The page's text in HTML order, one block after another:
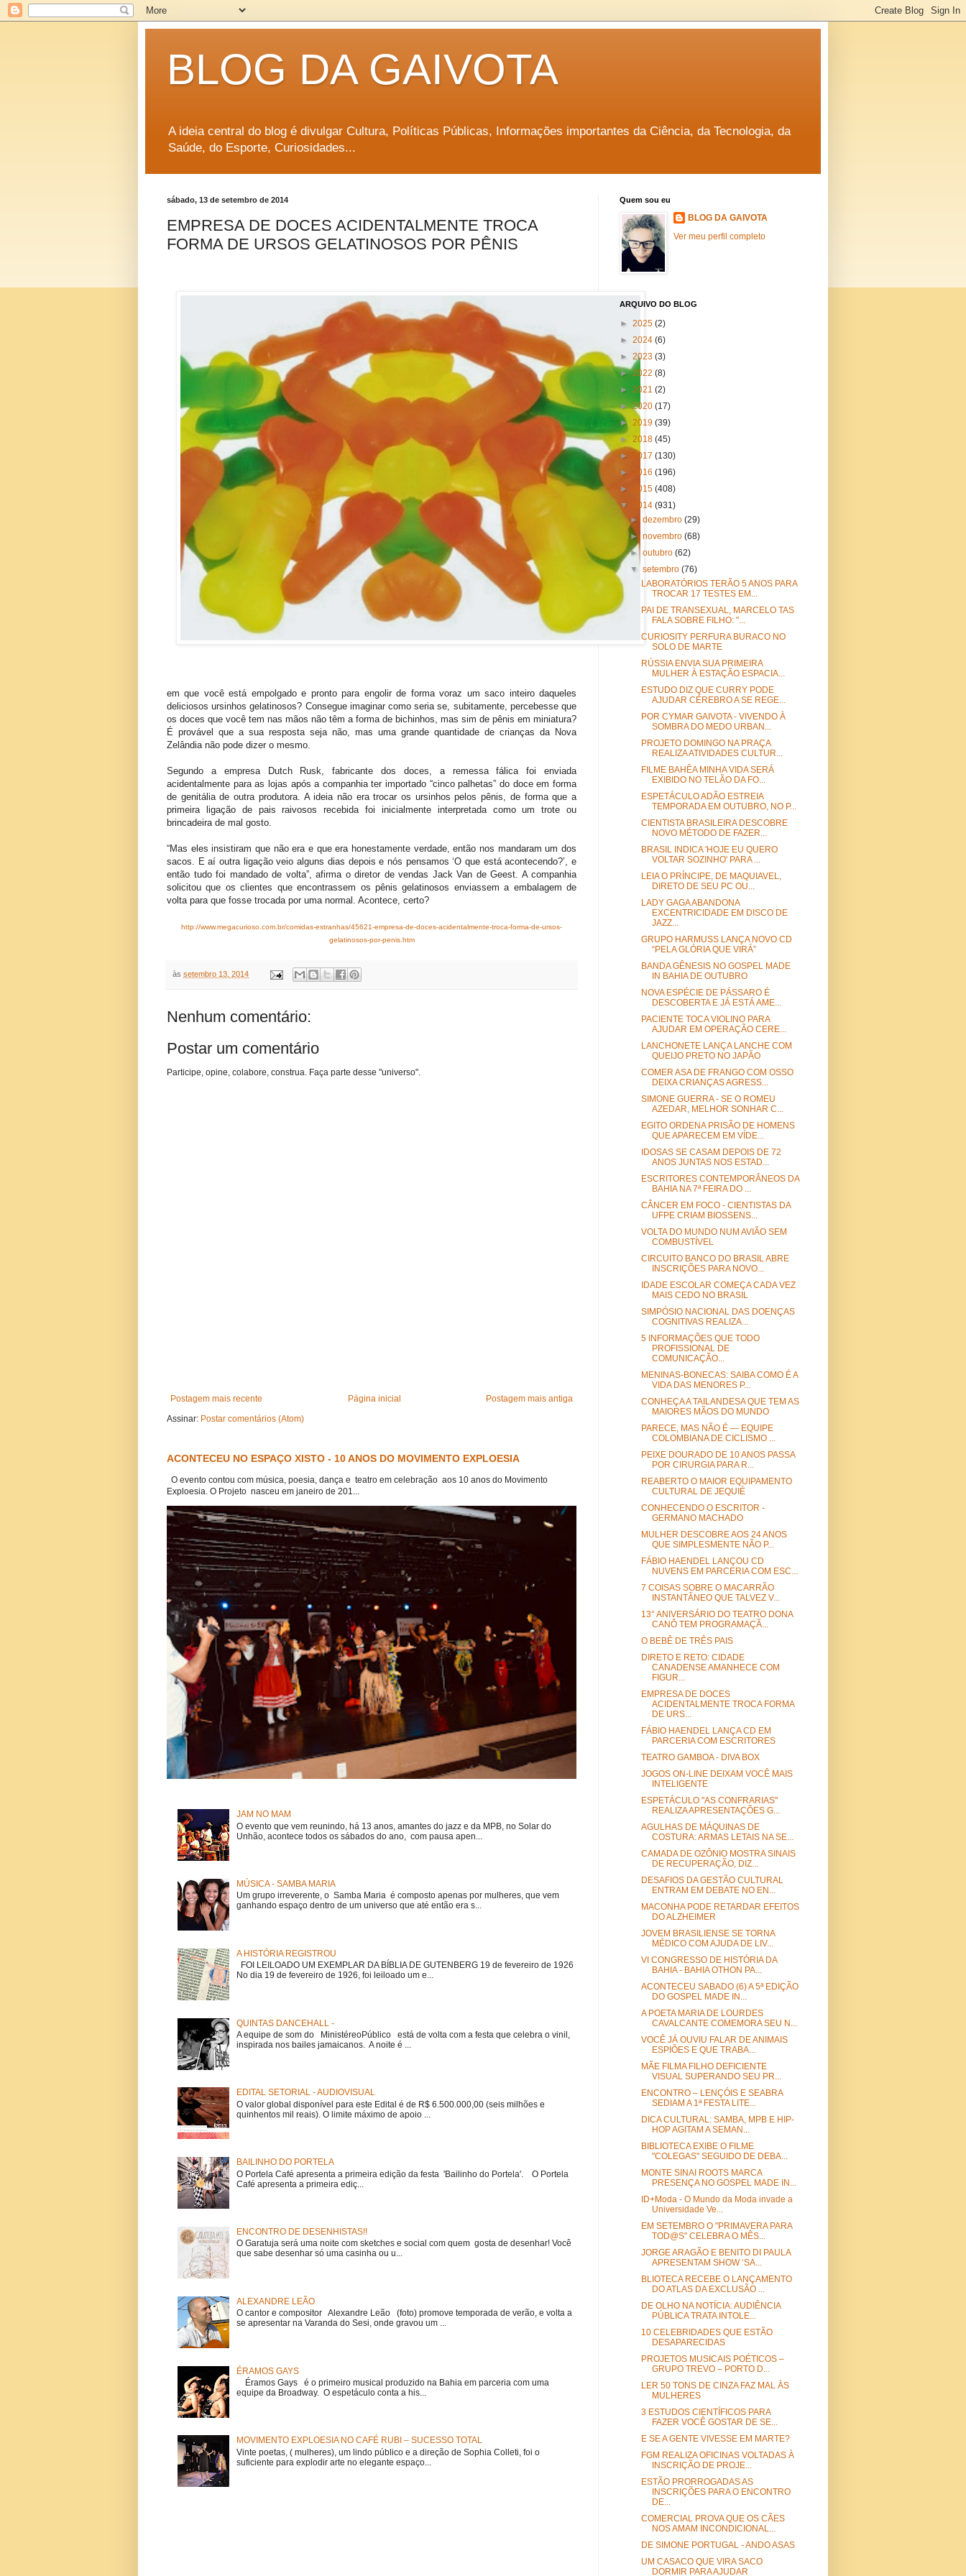
BLOG DA GAIVOTA
A ideia central do blog é divulgar Cultura, Políticas Públicas, Informações importantes da Ciência, da Tecnologia, da
Saúde, do Esporte, Curiosidades...
sábado, 13 de setembro de 2014
EMPRESA DE DOCES ACIDENTALMENTE TROCA
FORMA DE URSOS GELATINOSOS POR PÊNIS
em que você está empolgado e pronto para engolir de forma voraz um saco inteiro daqueles
deliciosos ursinhos gelatinosos? Consegue imaginar como seria se, subitamente, percebesse que
os doces que você tem nas mãos não têm a forma de bichinhos, mas sim de pênis em miniatura?
É provável que a sua resposta seja não, mas uma grande quantidade de crianças da Nova
Zelândia não pode dizer o mesmo.
Segundo a empresa Dutch Rusk, fabricante dos doces, a remessa fálica foi enviada
acidentalmente para as lojas após a companhia ter importado “cinco palhetas” do doce em forma
de genitália de outra produtora. A ideia não era trocar os ursinhos pelos pênis, de forma que a
primeira ligação de pais raivosos recebida foi inicialmente interpretada como um trote ou
brincadeira de mal gosto.
“Mas eles insistiram que não era e que era honestamente verdade, então nos mandaram um dos
sacos. E aí outra ligação veio alguns dias depois e nós pensamos ‘O que está acontecendo?’, e
então tudo foi mandado de volta”, afirma o diretor de vendas Jack Van de Geest. A companhia
solicitou que os clientes que encontrassem os pênis gelatinosos enviassem a embalagem de
volta para que fosse trocada por uma normal. Acontece, certo?
http://www.megacurioso.com.br/comidas-estranhas/45621-empresa-de-doces-acidentalmente-troca-forma-de-ursos-
gelatinosos-por-penis.htm
às setembro 13, 2014
Nenhum comentário:
Postar um comentário
Participe, opine, colabore, construa. Faça parte desse "universo".
Postagem mais recente Postagem mais antiga
Página inicial
Assinar: Postar comentários (Atom)
ACONTECEU NO ESPAÇO XISTO - 10 ANOS DO MOVIMENTO EXPLOESIA
O evento contou com música, poesia, dança e teatro em celebração aos 10 anos do Movimento
Exploesia. O Projeto nasceu em janeiro de 201...
JAM NO MAM
O evento que vem reunindo, há 13 anos, amantes do jazz e da MPB, no Solar do
Unhão, acontece todos os sábados do ano, com pausa apen...
MÚSICA - SAMBA MARIA
Um grupo irreverente, o Samba Maria é composto apenas por mulheres, que vem
ganhando espaço dentro de um universo que até então era s...
A HISTÓRIA REGISTROU
FOI LEILOADO UM EXEMPLAR DA BÍBLIA DE GUTENBERG 19 de fevereiro de 1926
No dia 19 de fevereiro de 1926, foi leiloado um e...
QUINTAS DANCEHALL -
A equipe de som do MinistéreoPúblico está de volta com a festa que celebra o vinil,
inspirada nos bailes jamaicanos. A noite é ...
EDITAL SETORIAL - AUDIOVISUAL
O valor global disponível para este Edital é de R$ 6.500.000,00 (seis milhões e
quinhentos mil reais). O limite máximo de apoio ...
BAILINHO DO PORTELA
O Portela Café apresenta a primeira edição da festa 'Bailinho do Portela'. O Portela
Café apresenta a primeira ediç...
ENCONTRO DE DESENHISTAS!!
O Garatuja será uma noite com sketches e social com quem gosta de desenhar! Você
que sabe desenhar só uma casinha ou u...
ALEXANDRE LEÃO
O cantor e compositor Alexandre Leão (foto) promove temporada de verão, e volta a
se apresentar na Varanda do Sesi, onde gravou um ...
ÉRAMOS GAYS
Éramos Gays é o primeiro musical produzido na Bahia em parceria com uma
equipe da Broadway. O espetáculo conta a his...
MOVIMENTO EXPLOESIA NO CAFÉ RUBI – SUCESSO TOTAL
Vinte poetas, ( mulheres), um lindo público e a direção de Sophia Colleti, foi o
suficiente para explodir arte no elegante espaço...
Quem sou eu
BLOG DA GAIVOTA
Ver meu perfil completo
ARQUIVO DO BLOG
► 2025 (2)
► 2024 (6)
► 2023 (3)
►2022 (8)
► 2021 (2)
►2020 (17)
► 2019 (39)
► 2018 (45)
►
2017 (130)
►
2016 (196)
►
2015 (408)
▼ 2014 (931)
►dezembro(29)
►novembro(68)
►outubro(62)
▼setembro(76)
LABORATÓRIOS TERÃO 5 ANOS PARA
TROCAR 17 TESTES EM...
PAI DE TRANSEXUAL, MARCELO TAS
FALA SOBRE FILHO: "...
CURIOSITY PERFURA BURACO NO
SOLO DE MARTE
RÚSSIA ENVIA SUA PRIMEIRA
MULHER À ESTAÇÃO ESPACIA...
ESTUDO DIZ QUE CURRY PODE
AJUDAR CÉREBRO A SE REGE...
POR CYMAR GAIVOTA - VIVENDO À
SOMBRA DO MEDO URBAN...
PROJETO DOMINGO NA PRAÇA
REALIZA ATIVIDADES CULTUR...
FILME BAHÊA MINHA VIDA SERÁ
EXIBIDO NO TELÃO DA FO...
ESPETÁCULO ADÃO ESTREIA
TEMPORADA EM OUTUBRO, NO P...
CIENTISTA BRASILEIRA DESCOBRE
NOVO MÉTODO DE FAZER...
BRASIL INDICA 'HOJE EU QUERO
VOLTAR SOZINHO' PARA ...
LEIA O PRÍNCIPE, DE MAQUIAVEL,
DIRETO DE SEU PC OU...
LADY GAGA ABANDONA
EXCENTRICIDADE EM DISCO DE
JAZZ...
GRUPO HARMUSS LANÇA NOVO CD
“PELA GLÓRIA QUE VIRÁ”
BANDA GÊNESIS NO GOSPEL MADE
IN BAHIA DE OUTUBRO
NOVA ESPÉCIE DE PÁSSARO É
DESCOBERTA E JÁ ESTÁ AME...
PACIENTE TOCA VIOLINO PARA
AJUDAR EM OPERAÇÃO CERE...
LANCHONETE LANÇA LANCHE COM
QUEIJO PRETO NO JAPÃO
COMER ASA DE FRANGO COM OSSO
DEIXA CRIANÇAS AGRESS...
SIMONE GUERRA - SE O ROMEU
AZEDAR, MELHOR SONHAR C...
EGITO ORDENA PRISÃO DE HOMENS
QUE APARECEM EM VÍDE...
IDOSAS SE CASAM DEPOIS DE 72
ANOS JUNTAS NOS ESTAD...
ESCRITORES CONTEMPORÂNEOS DA
BAHIA NA 7ª FEIRA DO ...
CÂNCER EM FOCO - CIENTISTAS DA
UFPE CRIAM BIOSSENS...
VOLTA DO MUNDO NUM AVIÃO SEM
COMBUSTÍVEL
CIRCUITO BANCO DO BRASIL ABRE
INSCRIÇÕES PARA NOVO...
IDADE ESCOLAR COMEÇA CADA VEZ
MAIS CEDO NO BRASIL
SIMPÓSIO NACIONAL DAS DOENÇAS
COGNITIVAS REALIZA...
5 INFORMAÇÕES QUE TODO
PROFISSIONAL DE
COMUNICAÇÃO...
MENINAS-BONECAS: SAIBA COMO É A
VIDA DAS MENORES P...
CONHEÇA A TAILANDESA QUE TEM AS
MAIORES MÃOS DO MUNDO
PARECE, MAS NÃO É — EQUIPE
COLOMBIANA DE CICLISMO ...
PEIXE DOURADO DE 10 ANOS PASSA
POR CIRURGIA PARA R...
REABERTO O MAIOR EQUIPAMENTO
CULTURAL DE JEQUIÉ
CONHECENDO O ESCRITOR -
GERMANO MACHADO
MULHER DESCOBRE AOS 24 ANOS
QUE SIMPLESMENTE NÃO P...
FÁBIO HAENDEL LANÇOU CD
NUVENS EM PARCERIA COM ESC...
7 COISAS SOBRE O MACARRÃO
INSTANTÂNEO QUE TALVEZ V...
13° ANIVERSÁRIO DO TEATRO DONA
CANÔ TEM PROGRAMAÇÃ...
O BEBÊ DE TRÊS PAIS
DIRETO E RETO: CIDADE
CANADENSE AMANHECE COM
FIGUR...
EMPRESA DE DOCES
ACIDENTALMENTE TROCA FORMA
DE URS...
FÁBIO HAENDEL LANÇA CD EM
PARCERIA COM ESCRITORES
TEATRO GAMBOA - DIVA BOX
JOGOS ON-LINE DEIXAM VOCÊ MAIS
INTELIGENTE
ESPETÁCULO "AS CONFRARIAS"
REALIZA APRESENTAÇÕES G...
AGULHAS DE MÁQUINAS DE
COSTURA: ARMAS LETAIS NA SE...
CAMADA DE OZÔNIO MOSTRA SINAIS
DE RECUPERAÇÃO, DIZ...
DESAFIOS DA GESTÃO CULTURAL
ENTRAM EM DEBATE NO EN...
MACONHA PODE RETARDAR EFEITOS
DO ALZHEIMER
JOVEM BRASILIENSE SE TORNA
MÉDICO COM AJUDA DE LIV...
VI CONGRESSO DE HISTÓRIA DA
BAHIA - BAHIA OTHON PA...
ACONTECEU SABADO (6) A 5ª EDIÇÃO
DO GOSPEL MADE IN...
A POETA MARIA DE LOURDES
CAVALCANTE COMEMORA SEU N...
VOCÊ JÁ OUVIU FALAR DE ANIMAIS
ESPIÕES E QUE TRABA...
MÃE FILMA FILHO DEFICIENTE
VISUAL SUPERANDO SEU PR...
ENCONTRO – LENÇÓIS E SEABRA
SEDIAM A 1ª FESTA LITE...
DICA CULTURAL: SAMBA, MPB E HIP-
HOP AGITAM A SEMAN...
BIBLIOTECA EXIBE O FILME
"COLEGAS" SEGUIDO DE DEBA...
MONTE SINAI ROOTS MARCA
PRESENÇA NO GOSPEL MADE IN...
ID+Moda - O Mundo da Moda invade a
Universidade Ve...
EM SETEMBRO O "PRIMAVERA PARA
TOD@S" CELEBRA O MÊS...
JORGE ARAGÃO E BENITO DI PAULA
APRESENTAM SHOW ‘SA...
BLIOTECA RECEBE O LANÇAMENTO
DO ATLAS DA EXCLUSÃO ...
DE OLHO NA NOTÍCIA: AUDIÊNCIA
PÚBLICA TRATA INTOLE...
10 CELEBRIDADES QUE ESTÃO
DESAPARECIDAS
PROJETOS MUSICAIS POÉTICOS –
GRUPO TREVO – PORTO D...
LER 50 TONS DE CINZA FAZ MAL ÀS
MULHERES
3 ESTUDOS CIENTÍFICOS PARA
FAZER VOCÊ GOSTAR DE SE...
E SE A GENTE VIVESSE EM MARTE?
FGM REALIZA OFICINAS VOLTADAS À
INSCRIÇÃO DE PROJE...
ESTÃO PRORROGADAS AS
INSCRIÇÕES PARA O ENCONTRO
DE...
COMERCIAL PROVA QUE OS CÃES
NOS AMAM INCONDICIONAL...
DE SIMONE PORTUGAL - ANDO ASAS
UM CASACO QUE VIRA SACO
DORMIR PARA AJUDAR